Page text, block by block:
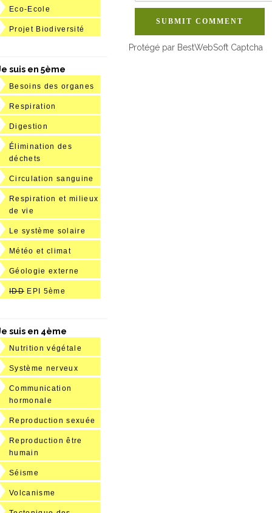
SUBMIT COMMENT
Protégé par BestWebSoft Captcha
Eco-Ecole
Projet Biodiversité
suis en 5ème
Besoins des organes
Respiration
Digestion
Élimination des
déchets
Circulation sanguine
Respiration et milieux
de vie
Le système solaire
Météo et climat
Géologie externe
IDD EPI 5ème
suis en 4ème
Nutrition végétale
Système nerveux
Communication
hormonale
Reproduction sexuée
Reproduction être
humain
Séisme
Volcanisme